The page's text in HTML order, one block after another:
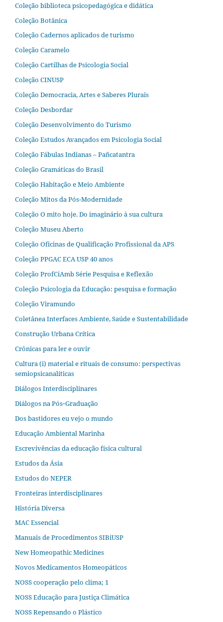
Coleção biblioteca psicopedagógica e didática
Coleção Botânica
Coleção Cadernos aplicados de turismo
Coleção Caramelo
Coleção Cartilhas de Psicologia Social
Coleção CINUSP
Coleção Democracia, Artes e Saberes Plurais
Coleção Desbordar
Coleção Desenvolvimento do Turismo
Coleção Estudos Avançados em Psicologia Social
Coleção Fábulas Indianas – Pañcatantra
Coleção Gramáticas do Brasil
Coleção Habitação e Meio Ambiente
Coleção Mitos da Pós-Modernidade
Coleção O mito hoje. Do imaginário à sua cultura
Coleção Museu Aberto
Coleção Oficinas de Qualificação Profissional da APS
Coleção PPGAC ECA USP 40 anos
Coleção ProfCiAmb Série Pesquisa e Reflexão
Coleção Psicologia da Educação: pesquisa e formação
Coleção Viramundo
Coletânea Interfaces Ambiente, Saúde e Sustentabilidade
Construção Urbana Crítica
Crônicas para ler e ouvir
Cultura (i) material e rituais de consumo: perspectivas
semiopsicanalíticas
Diálogos Interdisciplinares
Diálogos na Pós‐Graduação
Dos bastidores eu vejo o mundo
Educação Ambiental Marinha
Escrevivências da educação física cultural
Estudos da Ásia​
Estudos do NEPER
Fronteiras interdisciplinares
História Diversa
MAC Essencial
Manuais de Procedimentos SIBiUSP
New Homeopathic Medicines
Novos Medicamentos Homeopáticos
NOSS cooperação pelo clima; 1
NOSS Educação para Justiça Climática
NOSS Repensando o Plástico